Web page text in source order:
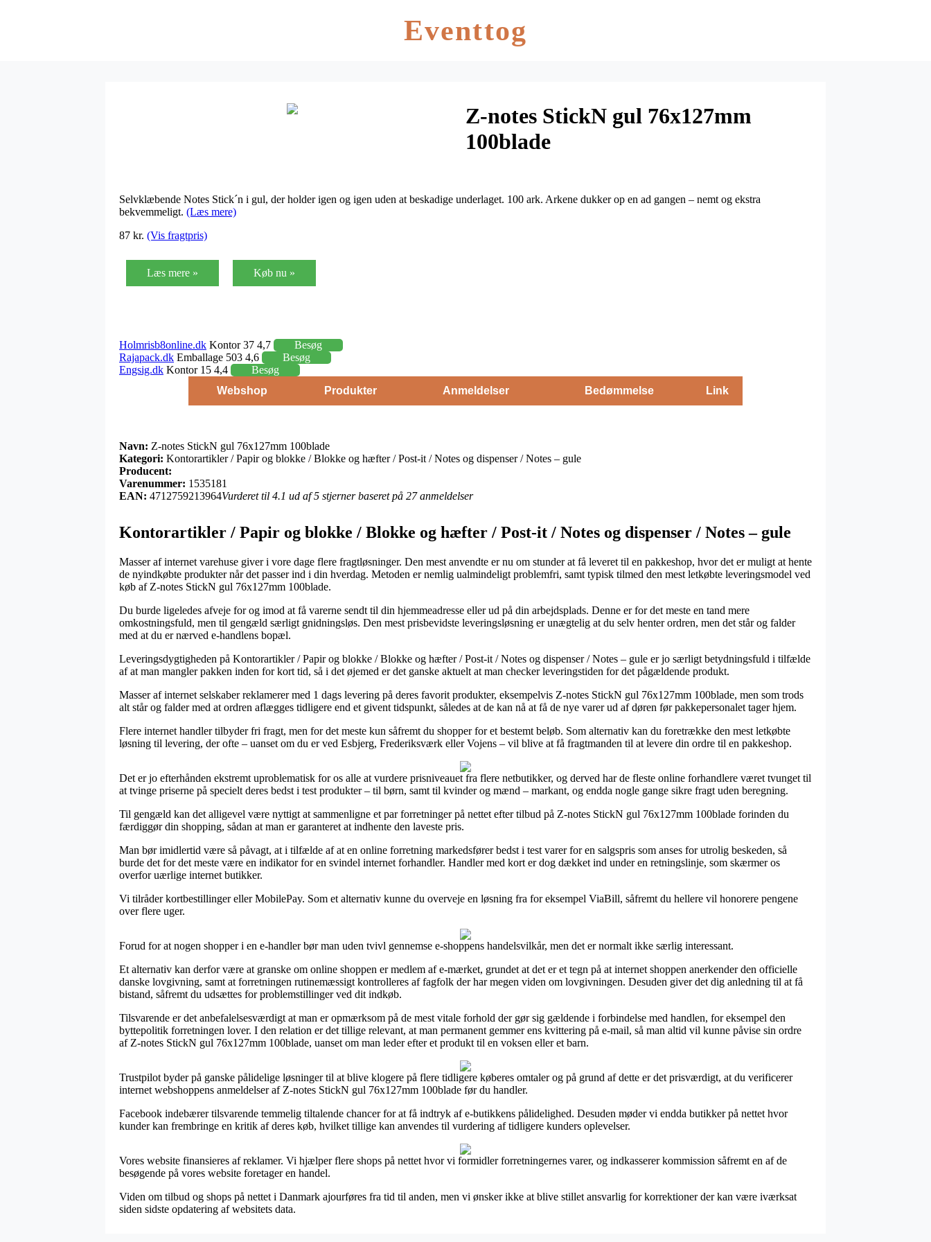
Eventtog
Z-notes StickN gul 76x127mm
100blade
Selvklæbende Notes Stick´n i gul, der holder igen og igen uden at beskadige underlaget. 100 ark. Arkene dukker op en ad gangen – nemt og ekstra
bekvemmeligt. (Læs mere)
87 kr. (Vis fragtpris)
Læs mere » Køb nu »
Holmrisb8online.dk Kontor 37 4,7
Besøg
Rajapack.dk Emballage 503 4,6
Besøg
Engsig.dk Kontor 15 4,4
Besøg
Webshop
Produkter Anmeldelser Bedømmelse Link
Navn: Z-notes StickN gul 76x127mm 100blade
Kategori: Kontorartikler / Papir og blokke / Blokke og hæfter / Post-it / Notes og dispenser / Notes – gule
Producent:
Varenummer: 1535181
EAN: 4712759213964Vurderet til 4.1 ud af 5 stjerner baseret på 27 anmeldelser
Kontorartikler / Papir og blokke / Blokke og hæfter / Post-it / Notes og dispenser / Notes – gule
Masser af internet varehuse giver i vore dage flere fragtløsninger. Den mest anvendte er nu om stunder at få leveret til en pakkeshop, hvor det er muligt at hente
de nyindkøbte produkter når det passer ind i din hverdag. Metoden er nemlig ualmindeligt problemfri, samt typisk tilmed den mest letkøbte leveringsmodel ved
køb af Z-notes StickN gul 76x127mm 100blade.
Du burde ligeledes afveje for og imod at få varerne sendt til din hjemmeadresse eller ud på din arbejdsplads. Denne er for det meste en tand mere
omkostningsfuld, men til gengæld særligt gnidningsløs. Den mest prisbevidste leveringsløsning er unægtelig at du selv henter ordren, men det står og falder
med at du er nærved e-handlens bopæl.
Leveringsdygtigheden på Kontorartikler / Papir og blokke / Blokke og hæfter / Post-it / Notes og dispenser / Notes – gule er jo særligt betydningsfuld i tilfælde
af at man mangler pakken inden for kort tid, så i det øjemed er det ganske aktuelt at man checker leveringstiden for det pågældende produkt.
Masser af internet selskaber reklamerer med 1 dags levering på deres favorit produkter, eksempelvis Z-notes StickN gul 76x127mm 100blade, men som trods
alt står og falder med at ordren aflægges tidligere end et givent tidspunkt, således at de kan nå at få de nye varer ud af døren før pakkepersonalet tager hjem.
Flere internet handler tilbyder fri fragt, men for det meste kun såfremt du shopper for et bestemt beløb. Som alternativ kan du foretrække den mest letkøbte
løsning til levering, der ofte – uanset om du er ved Esbjerg, Frederiksværk eller Vojens – vil blive at få fragtmanden til at levere din ordre til en pakkeshop.
Det er jo efterhånden ekstremt uproblematisk for os alle at vurdere prisniveauet fra flere netbutikker, og derved har de fleste online forhandlere været tvunget til
at tvinge priserne på specielt deres bedst i test produkter – til børn, samt til kvinder og mænd – markant, og endda nogle gange sikre fragt uden beregning.
Til gengæld kan det alligevel være nyttigt at sammenligne et par forretninger på nettet efter tilbud på Z-notes StickN gul 76x127mm 100blade forinden du
færdiggør din shopping, sådan at man er garanteret at indhente den laveste pris.
Man bør imidlertid være så påvagt, at i tilfælde af at en online forretning markedsfører bedst i test varer for en salgspris som anses for utrolig beskeden, så
burde det for det meste være en indikator for en svindel internet forhandler. Handler med kort er dog dækket ind under en retningslinje, som skærmer os
overfor uærlige internet butikker.
Vi tilråder kortbestillinger eller MobilePay. Som et alternativ kunne du overveje en løsning fra for eksempel ViaBill, såfremt du hellere vil honorere pengene
over flere uger.
Forud for at nogen shopper i en e-handler bør man uden tvivl gennemse e-shoppens handelsvilkår, men det er normalt ikke særlig interessant.
Et alternativ kan derfor være at granske om online shoppen er medlem af e-mærket, grundet at det er et tegn på at internet shoppen anerkender den officielle
danske lovgivning, samt at forretningen rutinemæssigt kontrolleres af fagfolk der har megen viden om lovgivningen. Desuden giver det dig anledning til at få
bistand, såfremt du udsættes for problemstillinger ved dit indkøb.
Tilsvarende er det anbefalelsesværdigt at man er opmærksom på de mest vitale forhold der gør sig gældende i forbindelse med handlen, for eksempel den
byttepolitik forretningen lover. I den relation er det tillige relevant, at man permanent gemmer ens kvittering på e-mail, så man altid vil kunne påvise sin ordre
af Z-notes StickN gul 76x127mm 100blade, uanset om man leder efter et produkt til en voksen eller et barn.
Trustpilot byder på ganske pålidelige løsninger til at blive klogere på flere tidligere køberes omtaler og på grund af dette er det prisværdigt, at du verificerer
internet webshoppens anmeldelser af Z-notes StickN gul 76x127mm 100blade før du handler.
Facebook indebærer tilsvarende temmelig tiltalende chancer for at få indtryk af e-butikkens pålidelighed. Desuden møder vi endda butikker på nettet hvor
kunder kan frembringe en kritik af deres køb, hvilket tillige kan anvendes til vurdering af tidligere kunders oplevelser.
Vores website finansieres af reklamer. Vi hjælper flere shops på nettet hvor vi formidler forretningernes varer, og indkasserer kommission såfremt en af de
besøgende på vores website foretager en handel.
Viden om tilbud og shops på nettet i Danmark ajourføres fra tid til anden, men vi ønsker ikke at blive stillet ansvarlig for korrektioner der kan være iværksat
siden sidste opdatering af websitets data.